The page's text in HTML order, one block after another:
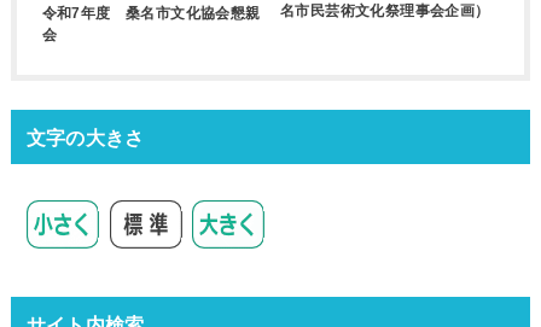
令和7年度 桑名市文化協会懇親
会
名市民芸術文化祭理事会企画）
文字の大きさ